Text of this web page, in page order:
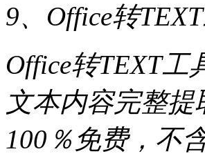
9、Office转
Office转TEXT工
文本内容完整
100％免费，不